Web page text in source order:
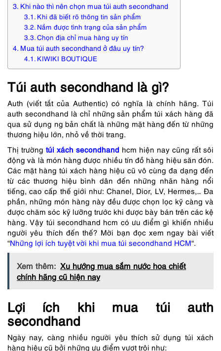
Khi nào thì nên chọn mua túi auth secondhand
Khi đã biết rõ thông tin sản phẩm
Nắm được tình trạng của sản phẩm
Chọn địa chỉ mua hàng uy tín
Mua túi auth secondhand ở đâu uy tín?
KIWIKI BOUTIQUE
Túi auth secondhand là gì?
Auth (viết tắt của Authentic) có nghĩa là chính hãng. Túi
auth secondhand là chỉ những sản phẩm túi xách hàng đã
qua sử dụng ng bản chất là những mặt hàng đến từ những
thương hiệu lớn, nhỏ về thời trang.
Thị trường túi xách secondhand hcm hiện nay cũng rất sôi
động và là món hàng được nhiều tín đồ hàng hiệu săn đón.
Các mặt hàng túi xách hàng hiệu cũ vô cùng đa dạng đến
từ các thương hiệu bình dân đến những nhãn hàng nổi
tiếng, cao cấp thế giới như: Chanel, Dior, LV, Hermes,… Đa
phần, những món hàng này đều được chọn lọc kỹ càng và
được chăm sóc kỹ lưỡng trước khi được bày bán trên các kệ
hàng. Vậy túi secondhand hcm có ưu điểm gì khiến nhiều
người yêu thích đến thế? Mời bạn đọc xem ngay bài viết
“Những lợi ích tuyệt vời khi mua túi secondhand HCM“.
Xem thêm: Xu hướng mua sắm nước hoa chiết
chính hãng cũ hiện nay
Lợi ích khi mua túi auth
secondhand
Ngày nay, càng nhiều người yêu thích sử dụng túi xách
hàng hiệu cũ bởi những ưu điểm vượt trội như: